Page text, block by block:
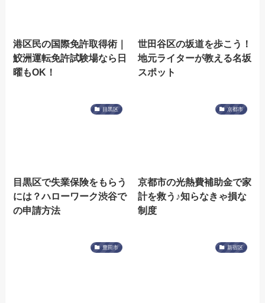
港区民の国際免許取得術｜
鮫洲運転免許試験場なら日
曜もOK！
世田谷区の坂道を歩こう！
地元ライターが教える名坂
スポット
目黒区
目黒区で失業保険をもらう
には？ハローワーク渋谷で
の申請方法
京都市
京都市の光熱費補助金で家
計を救う♪知らなきゃ損な
制度
豊田市 新宿区